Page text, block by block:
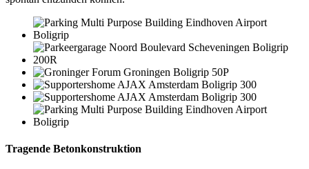
Tragende Betonkonstruktion